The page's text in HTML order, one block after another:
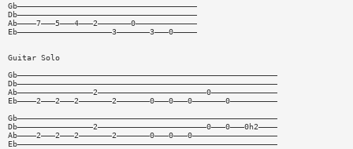
Gb——————————————————————————————————————
Db——————————————————————————————————————
Ab————7———5———4———2———————0—————————————
Eb————————————————————3———————3———0—————
Guitar Solo
Gb———————————————————————————————————————————————————————
Db———————————————————————————————————————————————————————
Ab————————————————2———————————————————————0——————————————
Eb————2———2———2———————2———————0———0———0———————0——————————
Gb———————————————————————————————————————————————————————
Db————————————————2———————————————————————0———0———0h2————
Ab————2———2———2———————2———————0———0———0——————————————————
Eb———————————————————————————————————————————————————————